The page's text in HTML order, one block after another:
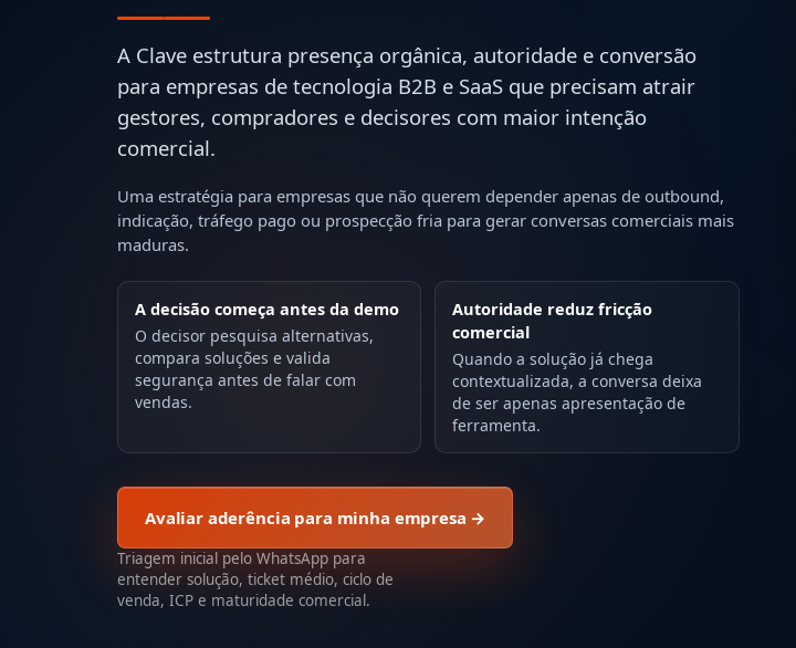
A Clave estrutura presença orgânica, autoridade e conversão
para empresas de tecnologia B2B e SaaS que precisam atrair
gestores, compradores e decisores com maior intenção
comercial.
Uma estratégia para empresas que não querem depender apenas de outbound,
indicação, tráfego pago ou prospecção fria para gerar conversas comerciais mais
maduras.
A decisão começa antes da demo
O decisor pesquisa alternativas,
compara soluções e valida
segurança antes de falar com
vendas.
Autoridade reduz fricção
comercial
Quando a solução já chega
contextualizada, a conversa deixa
de ser apenas apresentação de
ferramenta.
Avaliar aderência para minha empresa →
Triagem inicial pelo WhatsApp para
entender solução, ticket médio, ciclo de
venda, ICP e maturidade comercial.